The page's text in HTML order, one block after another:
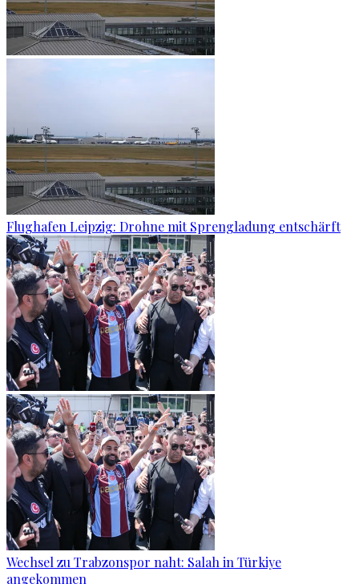
Flughafen Leipzig: Drohne mit Sprengladung entschärft
Wechsel zu Trabzonspor naht: Salah in Türkiye
angekommen